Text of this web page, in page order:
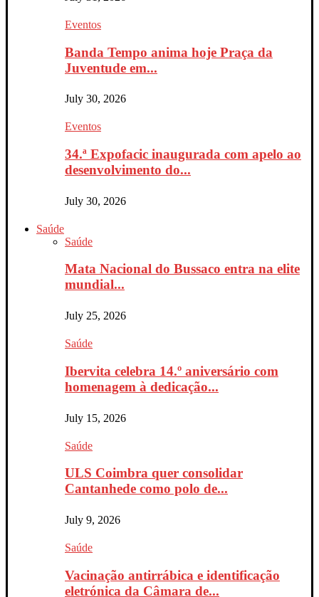
Eventos
Banda Tempo anima hoje Praça da
Juventude em...
July 30, 2026
Eventos
34.ª Expofacic inaugurada com apelo ao
desenvolvimento do...
July 30, 2026
Saúde
Saúde
Mata Nacional do Bussaco entra na elite
mundial...
July 25, 2026
Saúde
Ibervita celebra 14.º aniversário com
homenagem à dedicação...
July 15, 2026
Saúde
ULS Coimbra quer consolidar
Cantanhede como polo de...
July 9, 2026
Saúde
Vacinação antirrábica e identificação
eletrónica da Câmara de...